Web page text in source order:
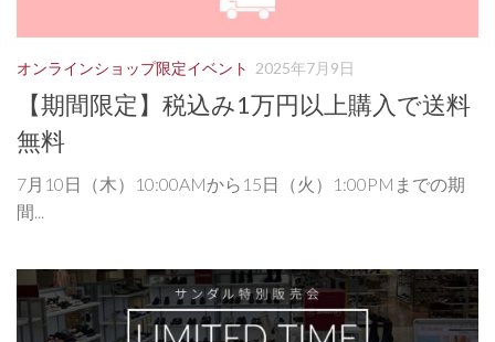
オンラインショップ限定イベント 2025年7月9日
【期間限定】税込み1万円以上購入で送料
無料
7月10日（木）10:00AMから15日（火）1:00PMまでの期
間...